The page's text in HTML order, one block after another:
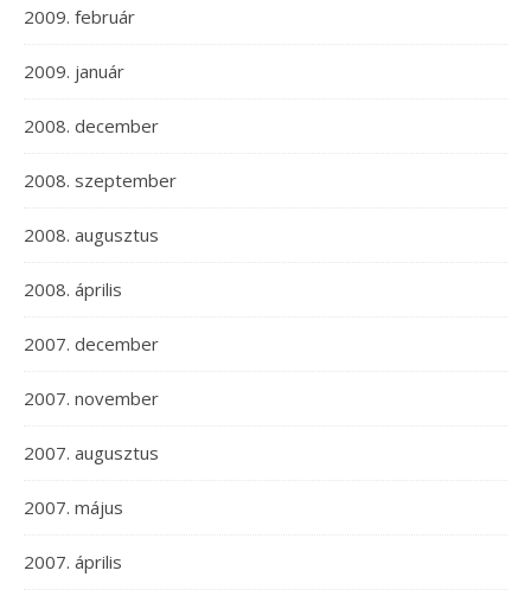
2009. február
2009. január
2008. december
2008. szeptember
2008. augusztus
2008. április
2007. december
2007. november
2007. augusztus
2007. május
2007. április